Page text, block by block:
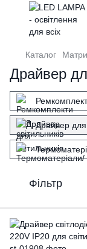
Каталог
Драйвер
Драйвер для
Фільтр